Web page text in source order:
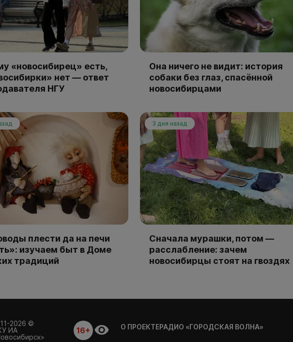
«новосибирец» есть,
нет — ответ
НГУ
Она ничего не видит: история
собаки без глаз, спасённой
новосибирцами
плести да на печи
изучаем быт в Доме
традиций
3 дня назад
Сначала мурашки, потом —
расслабление: зачем
новосибирцы стоят на гвоздях
2026 ©
ИА
16+ О ПРОЕКТЕРАДИО «ГОРОДСКАЯ ВОЛНА»